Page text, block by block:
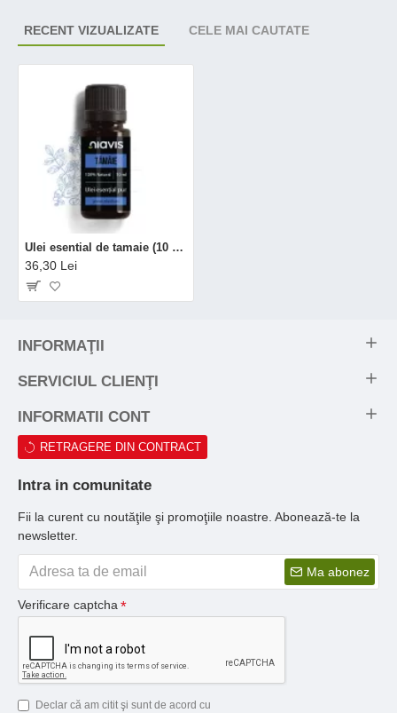
RECENT VIZUALIZATE CELE MAI CAUTATE
Ulei esential de tamaie (10 ml), Niavis
36,30 Lei
INFORMAŢII
SERVICIUL CLIENŢI
INFORMATII CONT
RETRAGERE DIN CONTRACT
Intra in comunitate
Fii la curent cu noutăţile şi promoţiile noastre. Abonează-te la
newsletter.
Ma abonez
Verificare captcha
Declar că am citit şi sunt de acord cu